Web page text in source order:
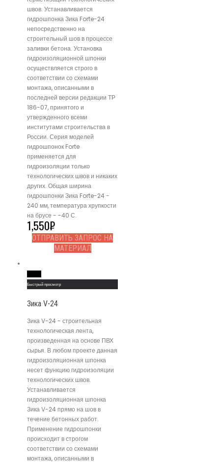
швов. Устанавливается
гидрошпонка Зика Forte-24
непосредственно на
строительный шов в процессе
заливки бетона. Установка
гидроизоляционной шпонки
осуществляется строго в
соответствии со схемами
монтажа, описанными в
последней версии редакции ТР
186-07, принятого и
утвержденного всеми
институтами строительства в
России. Серия моделей
гидрошпонок Forte
применяется для
гидроизоляции только
технологических швов и никаких
других. Общая ширина
гидрошпонки Зика Forte-24 -
240 мм, температура хрупкости
на брусе - -40 С.
1,550₽
ОТПРАВИТЬ ЗАПРОС НА
МАТЕРИАЛ
Быстрый просмотр
Зика V-24
Зика V-24 - строительная
технологическая лента,
произведенная на основе ПВХ
сырья. В любом проекте данная
гидроизоляционная шпонка
несет функцию гидроизоляции
технологических швов.
Устанавливается
гидроизоляционная шпонка
Зика V-24 прямо на шов в
течение бетонных работ.
Применение гидрошпонки
происходит в строгом
соответствии со схемами
монтажа, описанными в